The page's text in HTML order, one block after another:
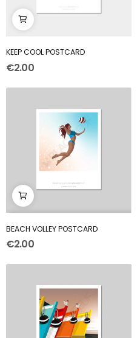
KEEP COOL POSTCARD
€2.00
BEACH VOLLEY POSTCARD
€2.00